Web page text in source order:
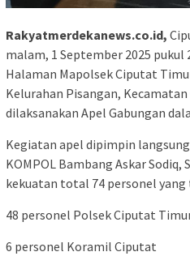
Rakyatmerdekanews.co.id,
malam, 1 September 2025 pukul
Halaman Mapolsek Ciputat
Kelurahan Pisangan,
dilaksanakan Apel Gabungan
Kegiatan apel dipimpin
KOMPOL Bambang Askar Sodiq,
kekuatan total 74 personel yang
48 personel Polsek Ciputat
6 personel Koramil Ciputat